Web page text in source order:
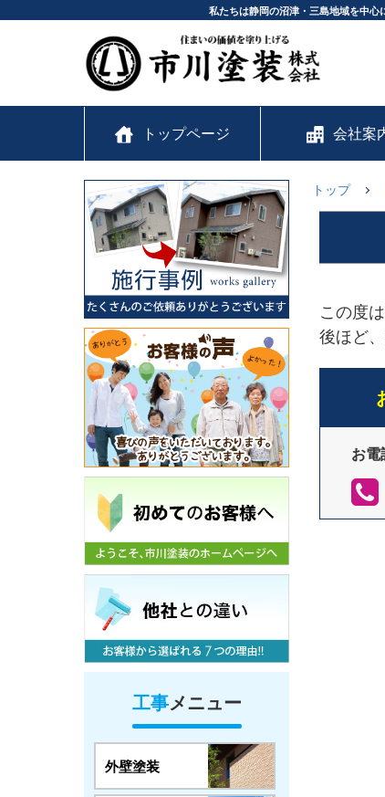
私たちは静岡の沼津・三島地域を中
トップページ 会社案
工事メニュー
外壁塗装
トップ
この度
後ほど
お電